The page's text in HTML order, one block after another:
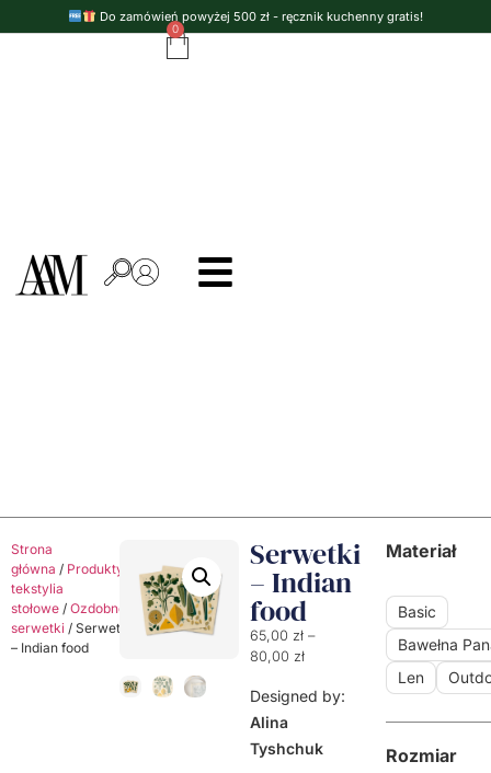
Do zamówień powyżej 500 zł - ręcznik kuchenny gratis!
0
Strona
główna / Produkty
Dekoracyjne
tekstylia
stołowe / Ozdobne
serwetki / Serwetki
– Indian food
Serwetki
– Indian
food
65,00 zł –
80,00 zł
Designed by:
Alina
Tyshchuk
Materiał
Basic
Bawełna
Len
Rozmiar